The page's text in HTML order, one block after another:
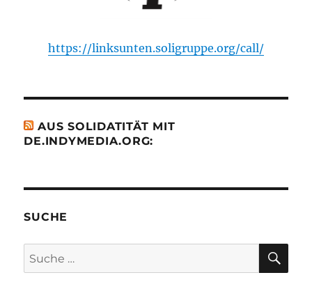
https://linksunten.soligruppe.org/call/
AUS SOLIDATITÄT MIT
DE.INDYMEDIA.ORG:
SUCHE
Suche
nach: